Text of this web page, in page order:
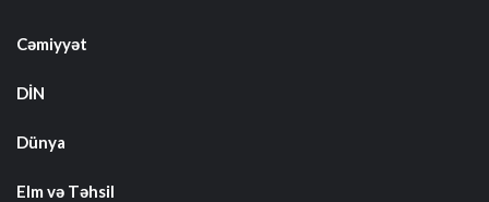
Cəmiyyət
DİN
Dünya
Elm və Təhsil